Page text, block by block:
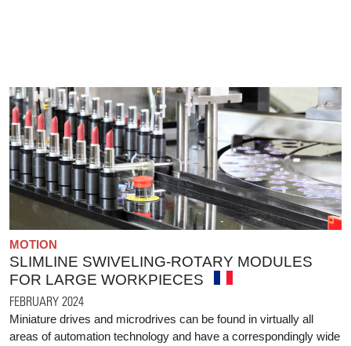
MOTION
SLIMLINE SWIVELING-ROTARY MODULES
FOR LARGE WORKPIECES
FEBRUARY 2024
Miniature drives and microdrives can be found in virtually all
areas of automation technology and have a correspondingly wide